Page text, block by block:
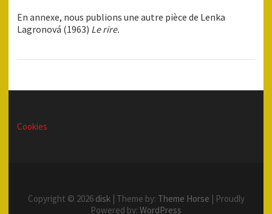
En annexe, nous publions une autre pièce de Lenka
Lagronová (1963) Le rire.
Cookies
Copyright © 2026 disk| Theme by: Theme Horse | Proudly
Powered by: WordPress